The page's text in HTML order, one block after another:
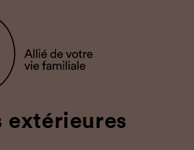
extérieures